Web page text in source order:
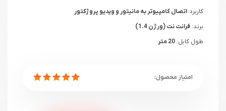
کاربرد :اتصال کامپیوتر به مانیتور و ویدیو پروژکتور
برند: فرانت نت (ورژن 1.4)
طول کابل: 20 متر